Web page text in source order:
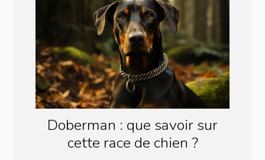
Doberman : que savoir sur
cette race de chien ?